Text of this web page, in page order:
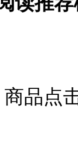
商品点